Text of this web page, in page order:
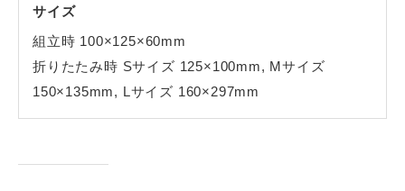
サイズ
組立時 100×125×60mm
折りたたみ時 Sサイズ 125×100mm, Mサイズ
150×135mm, Lサイズ 160×297mm